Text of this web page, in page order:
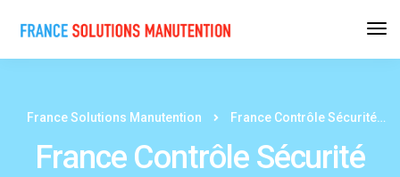
France Solutions Manutention France Contrôle Sécurité (VGP)
France Contrôle Sécurité